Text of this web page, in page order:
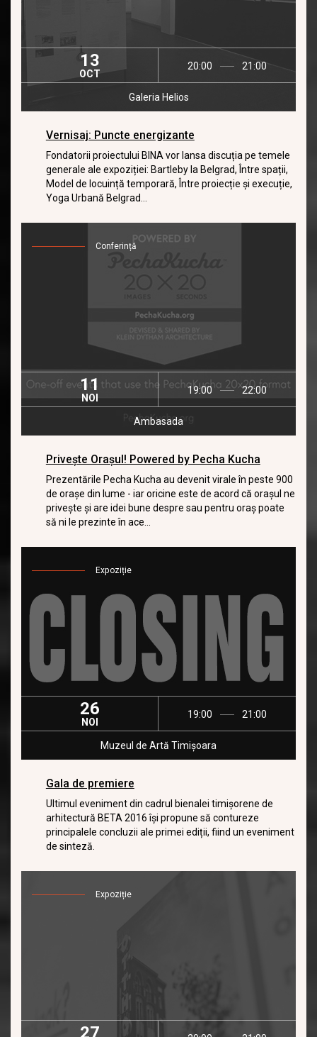
13
OCT
20:00 21:00
Galeria Helios
Vernisaj: Puncte energizante
Fondatorii proiectului BINA vor lansa discuția pe temele
generale ale expoziției: Bartleby la Belgrad, Între spații,
Model de locuință temporară, Între proiecție și execuție,
Yoga Urbană Belgrad...
Conferință
11
NOI
19:00 22:00
Ambasada
Privește Orașul! Powered by Pecha Kucha
Prezentările Pecha Kucha au devenit virale în peste 900
de orașe din lume - iar oricine este de acord că orașul ne
privește și are idei bune despre sau pentru oraș poate
să ni le prezinte în ace...
Expoziție
26
NOI
19:00 21:00
Muzeul de Artă Timișoara
Gala de premiere
Ultimul eveniment din cadrul bienalei timișorene de
arhitectură BETA 2016 își propune să contureze
principalele concluzii ale primei ediții, fiind un eveniment
de sinteză.
Expoziție
27